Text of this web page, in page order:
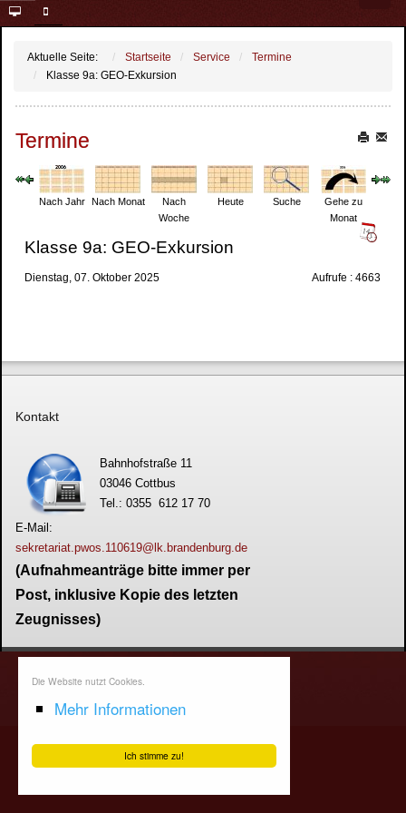
Die Website nutzt Cookies.
Mehr Informationen
Ich stimme zu!
Aktuelle Seite: Startseite Service
Termine
Klasse 9a: GEO-Exkursion
Termine
Nach Jahr Nach Monat
Nach
Woche
Heute Suche
Gehe zu
Monat
Klasse 9a: GEO-Exkursion
Dienstag, 07. Oktober 2025 Aufrufe : 4663
Kontakt
Bahnhofstraße 11
03046 Cottbus
Tel.: 0355 612 17 70
E-Mail:
sekretariat.pwos.110619@lk.brandenburg.de
(Aufnahmeanträge bitte immer per
Post, inklusive Kopie des letzten
Zeugnisses)